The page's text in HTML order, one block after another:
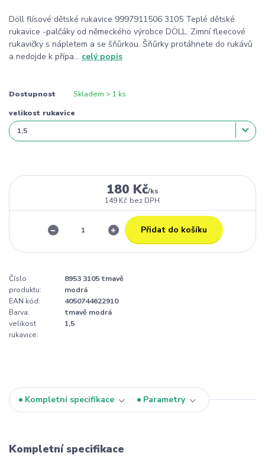
Döll flísové dětské rukavice 9997911506 3105 Teplé dětské
rukavice -palčáky od německého výrobce DÖLL. Zimní fleecové
rukavičky s nápletem a se šňůrkou. Šňůrky protáhnete do rukávů
a nedojde k přípa... celý popis
Dostupnost Skladem > 1 ks
velikost rukavice
180 Kč/ks
149 Kč bez DPH
Přidat do košíku
Číslo
produktu:
8953 3105 tmavě
modrá
EAN kód:
4050744622910
Barva:
tmavě modrá
velikost
rukavice:
1,5
Kompletní specifikace Parametry
Kompletní specifikace